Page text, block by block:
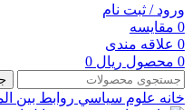
ورود / ثبت نام
0 مقایسه
0 علاقه مندی
0 محصول ریال
خانه علوم سياسي روابط بین